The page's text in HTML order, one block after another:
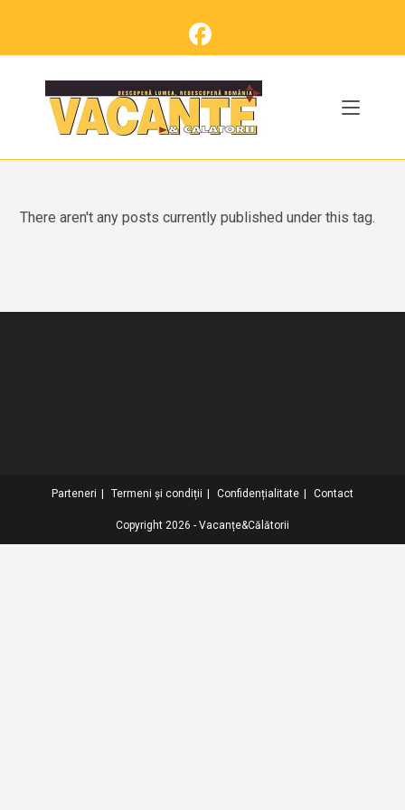
content
There aren't any posts currently published under this tag.
Parteneri Termeni și condiții Confidențialitate Contact
Copyright 2026 - Vacanțe&Călătorii